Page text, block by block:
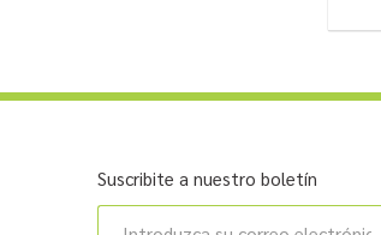
Suscribite a nuestro boletín